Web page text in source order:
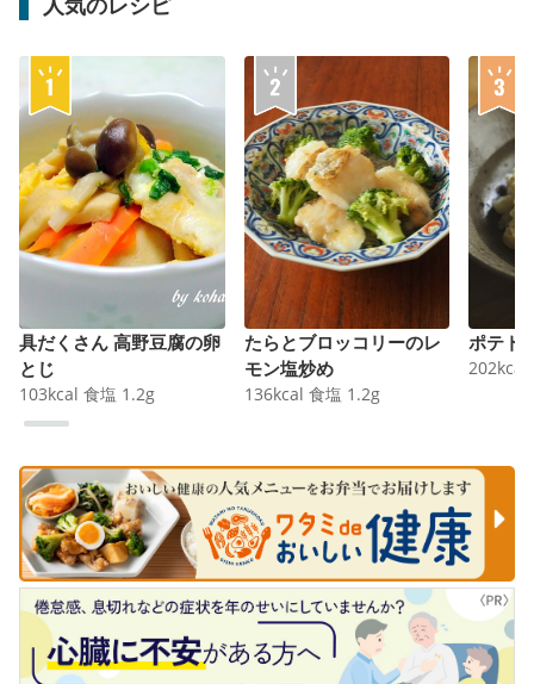
具だくさん 高野豆腐の卵
とじ
103kcal 食塩 1.2g
たらとブロッコリーのレ
モン塩炒め
136kcal 食塩 1.2g
ポテト
202kcal